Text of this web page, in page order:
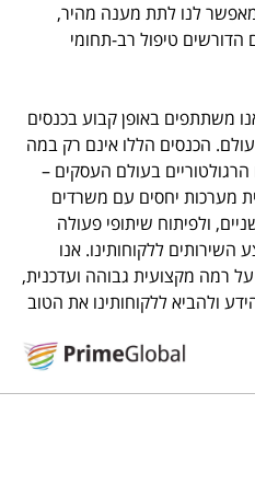
לנו לתת מענה מהיר,
הדורשים טיפול רב-תחומי
משתתפים באופן קבוע בכנסים
הכנסים הללו אינם רק במה
בעולם העסקים –
מערכות יחסים עם משרדים
ולפיתוח שיתופי פעולה
ללקוחותינו. אנו
רמה מקצועית גבוהה ועדכנית,
ולהביא ללקוחותינו את הטוב